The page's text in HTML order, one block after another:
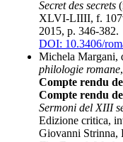
Secret des secrets
XLVI-LIIII, f.
2015, p. 346-382.
DOI: 10.3406/
Michela Margani,
philologie romane
Compte rendu
Compte rendu
Sermoni del XIII
Edizione critica,
Giovanni Strinna,